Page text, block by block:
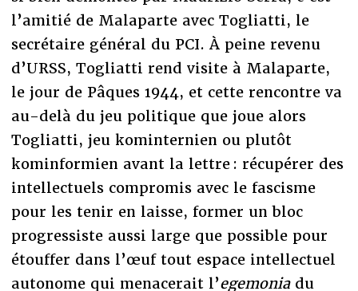
l’amitié de Malaparte avec Togliatti, le
secrétaire général du PCI. À peine revenu
d’URSS, Togliatti rend visite à Malaparte,
le jour de Pâques 1944, et cette rencontre va
au-delà du jeu politique que joue alors
Togliatti, jeu kominternien ou plutôt
kominformien avant la lettre : récupérer des
intellectuels compromis avec le fascisme
pour les tenir en laisse, former un bloc
progressiste aussi large que possible pour
étouffer dans l’œuf tout espace intellectuel
autonome qui menacerait l’egemoniadu